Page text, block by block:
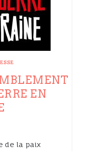
EN
de la paix